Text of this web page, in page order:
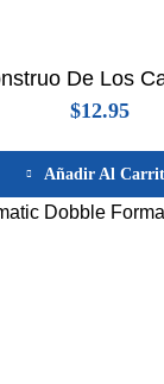
De Los
$12.95
Añadir Al